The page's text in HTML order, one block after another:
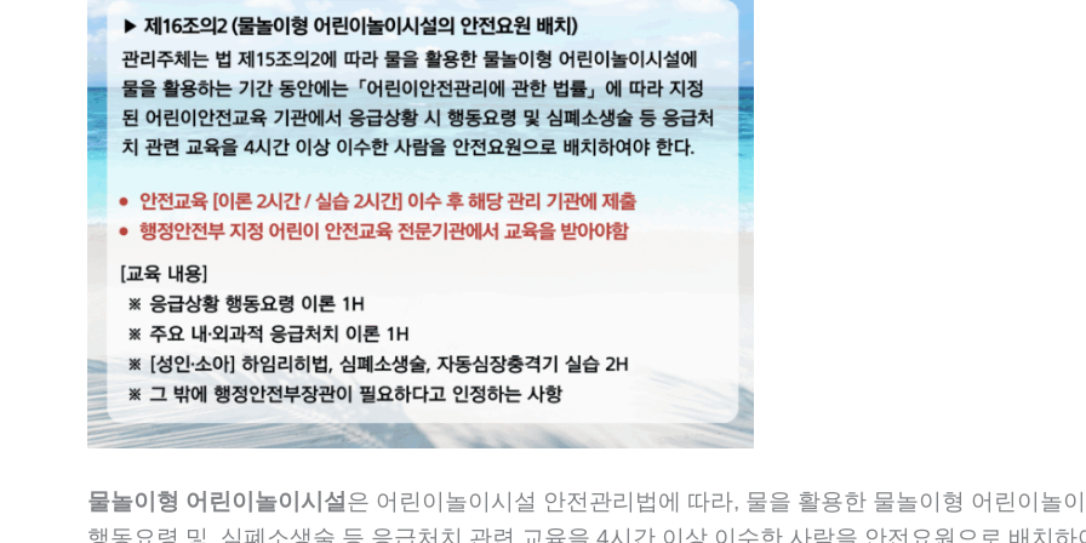
물놀이형 어린이놀이시설 은 어린이놀이시설 안전관리법에 따라, 물을 활용한 물놀이형 어린이놀
행동요령 및 심폐소생술 등 응급처치 관련 교육을 4시간 이상 이수한 사람을 안전요원으로 배치하